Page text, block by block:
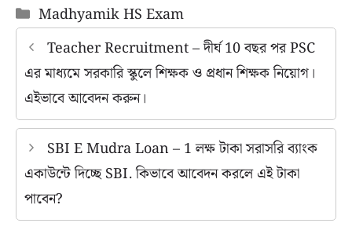
Categories
Madhyamik HS Exam
Teacher Recruitment – দীর্ঘ 10 বছর পর PSC
এর মাধ্যমে সরকারি স্কুলে শিক্ষক ও প্রধান শিক্ষক নিয়োগ।
এইভাবে আবেদন করুন।
SBI E Mudra Loan – 1 লক্ষ টাকা সরাসরি ব্যাংক
একাউন্টে দিচ্ছে SBI. কিভাবে আবেদন করলে এই টাকা
পাবেন?